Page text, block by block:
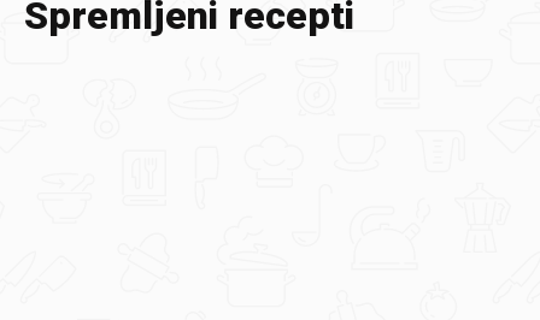
Spremljeni recepti